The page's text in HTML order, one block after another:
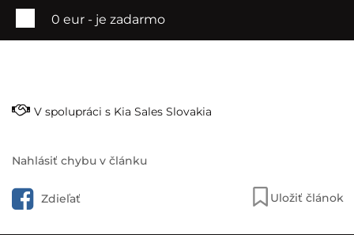
0 eur - je zadarmo
V spolupráci s Kia Sales Slovakia
Nahlásiť chybu v článku
Zdieľať Uložiť článok